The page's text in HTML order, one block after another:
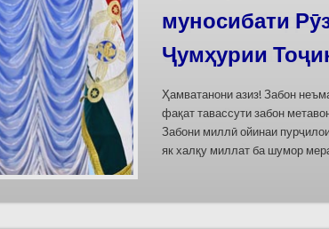
барои сабт
омода
Дар бахшҳои семинар вазъи
кишварҳои Осиёи Марказӣ, аз
минтақавии Фарғона-
Тоҷикистон ва Ўзбекистон